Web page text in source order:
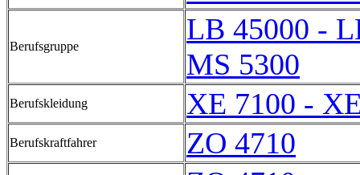
Berufsgruppe
LB 45000 -
MS 5300
Berufskleidung XE 7100 -
Berufskraftfahrer ZO 4710